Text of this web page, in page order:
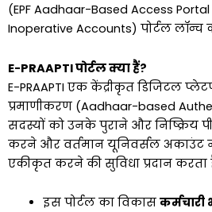
(EPF Aadhaar-Based Access
Inoperative Accounts) पोर्टल लॉन्च
E-PRAAPTI पोर्टल क्या हैं?
E-PRAAPTI एक केंद्रीकृत डिजिटल
प्रमाणीकरण (Aadhaar-based
सदस्यों को उनके पुराने और निष्क्रिय
करने और वर्तमान यूनिवर्सल अकाउंट
एकीकृत करने की सुविधा प्रदान करता
इस पोर्टल का विकास